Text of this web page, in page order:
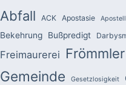
Abfall ACK Apostasie
Bekehrung Bußpredigt
Freimaurerei Frömmler
Gemeinde Gesetzlosigkeit